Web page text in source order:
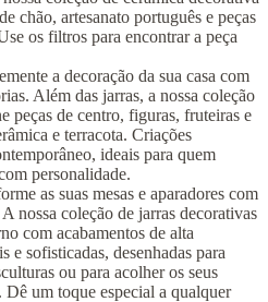
chão, artesanato português e peças
os filtros para encontrar a peça
a decoração da sua casa com
Além das jarras, a nossa coleção
peças de centro, figuras, fruteiras e
e terracota. Criações
ideais para quem
personalidade.
as suas mesas e aparadores com
nossa coleção de jarras decorativas
com acabamentos de alta
e sofisticadas, desenhadas para
ou para acolher os seus
um toque especial a qualquer